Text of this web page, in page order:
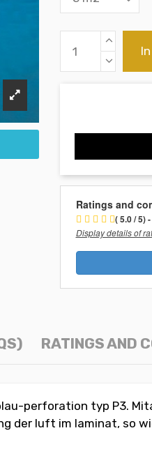
Ratings and
( 5.0 / 5)
Display details of
RATINGS AND
perforation typ P3.
der luft im laminat, so